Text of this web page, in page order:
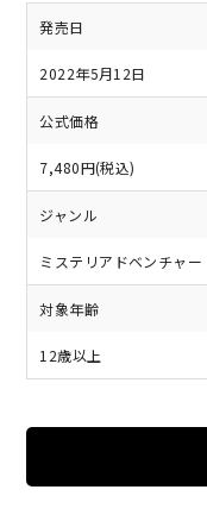
発売日
2022年5月12日
公式価格
7,480円(税込)
ジャンル
ミステリアドベンチャー
対象年齢
12歳以上